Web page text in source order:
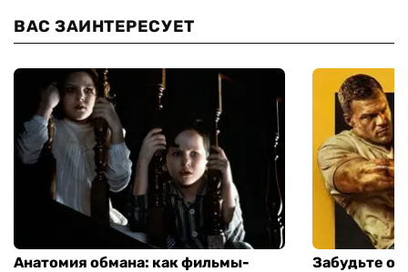
ВАС ЗАИНТЕРЕСУЕТ
Анатомия обмана: как фильмы-
Забудьте о